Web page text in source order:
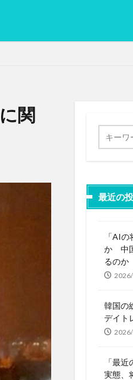
関
最近の
「AI
か 中
るのか
韓国の
デイト
「最
実態、
低温調理・スロークッカー